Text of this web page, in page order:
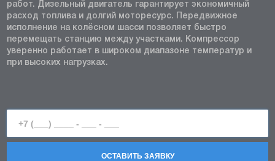
работ. Дизельный двигатель гарантирует экономичный
расход топлива и долгий моторесурс. Передвижное
исполнение на колёсном шасси позволяет быстро
перемещать станцию между участками. Компрессор
уверенно работает в широком диапазоне температур и
при высоких нагрузках.
ОСТАВИТЬ ЗАЯВКУ